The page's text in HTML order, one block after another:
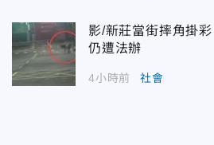
影/新莊當街摔角掛
仍遭法辦
4小時前 社會